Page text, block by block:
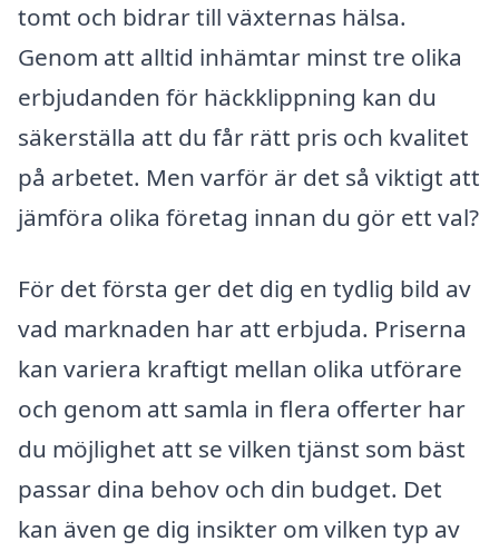
tomt och bidrar till växternas hälsa.
Genom att alltid inhämtar minst tre olika
erbjudanden för häckklippning kan du
säkerställa att du får rätt pris och kvalitet
på arbetet. Men varför är det så viktigt att
jämföra olika företag innan du gör ett val?
För det första ger det dig en tydlig bild av
vad marknaden har att erbjuda. Priserna
kan variera kraftigt mellan olika utförare
och genom att samla in flera offerter har
du möjlighet att se vilken tjänst som bäst
passar dina behov och din budget. Det
kan även ge dig insikter om vilken typ av